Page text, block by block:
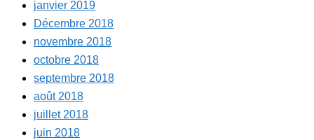
janvier 2019
Décembre 2018
novembre 2018
octobre 2018
septembre 2018
août 2018
juillet 2018
juin 2018